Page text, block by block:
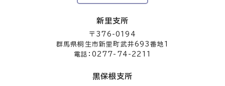
新里支所
〒376-0194
群馬県桐生市新里町武井693番地1
電話：0277-74-2211
黒保根支所